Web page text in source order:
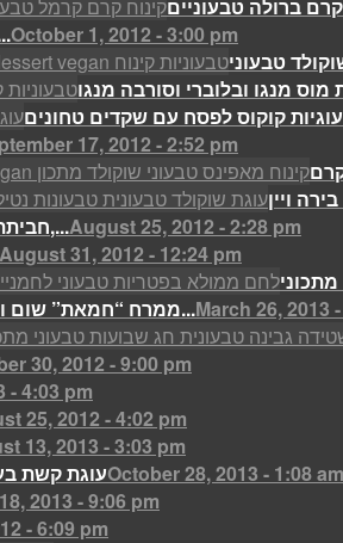
ברולה טבעוניים
על האשOctober 1, 2012 - 3:00 pm
טבעוני
17, 2012 - 2:52 pm
חביתת חומוס- חביתה טבעונית עם פטריות,...August 25, 2012 - 2:28 pm
August 31, 2012 - 12:24 pm
ממרח “חמאת” שום ועשבי תיבול...March 26, 2013
30, 2012 - 9:00 pm
- 4:03 pm
25, 2012 - 4:02 pm
13, 2013 - 3:03 pm
עוגת קשתOctober 28, 2013 - 1:08 am
2013 - 9:06 pm
- 6:09 pm